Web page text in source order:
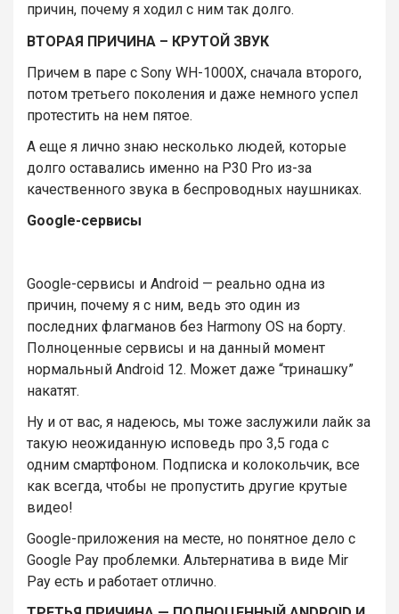
причин, почему я ходил с ним так долго.
ВТОРАЯ ПРИЧИНА – КРУТОЙ ЗВУК
Причем в паре с Sony WH-1000X, сначала второго,
потом третьего поколения и даже немного успел
протестить на нем пятое.
А еще я лично знаю несколько людей, которые
долго оставались именно на P30 Pro из-за
качественного звука в беспроводных наушниках.
Google-сервисы
Google-сервисы и Android — реально одна из
причин, почему я с ним, ведь это один из
последних флагманов без Harmony OS на борту.
Полноценные сервисы и на данный момент
нормальный Android 12. Может даже “тринашку”
накатят.
Ну и от вас, я надеюсь, мы тоже заслужили лайк за
такую неожиданную исповедь про 3,5 года с
одним смартфоном. Подписка и колокольчик, все
как всегда, чтобы не пропустить другие крутые
видео!
Google-приложения на месте, но понятное дело с
Google Pay проблемки. Альтернатива в виде Mir
Pay есть и работает отлично.